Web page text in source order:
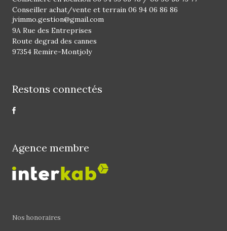
jvimmo.gestion@gmail.com
Conseiller achat/vente et terrain 06 94 06 86 86
9A Rue des Entreprises
Route degrad des cannes
97354 Remire-Montjoly
Restons connectés
Agence membre
Nos honoraires